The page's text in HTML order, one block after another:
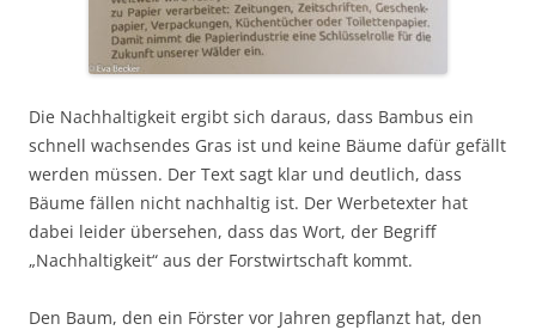
Die Nachhaltigkeit ergibt sich daraus, dass Bambus ein
schnell wachsendes Gras ist und keine Bäume dafür gefällt
werden müssen. Der Text sagt klar und deutlich, dass
Bäume fällen nicht nachhaltig ist. Der Werbetexter hat
dabei leider übersehen, dass das Wort, der Begriff
„Nachhaltigkeit“ aus der Forstwirtschaft kommt.
Den Baum, den ein Förster vor Jahren gepflanzt hat, den